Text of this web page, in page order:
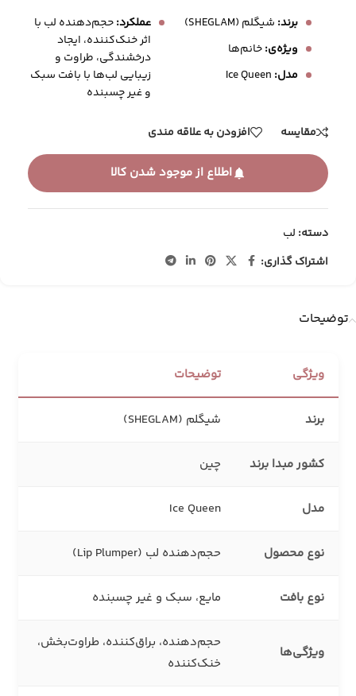
برند: شیگلم (SHEGLAM)
ویژه‌ی:خانم‌ها
مدل:
عملکرد:حجم‌دهنده لب با
اثر خنک‌کننده، ایجاد
درخشندگی، طراوت و
زیبایی لب‌ها با بافت سبک
و غیر چسبنده
مقایسه افزودن به علاقه مندی
اطلاع از موجود شدن کالا
دسته: لب
اشتراک گذاری:
توضیحات
ویژگی توضیحات
برند شیگلم (SHEGLAM)
کشور مبدا برند چین
مدل Ice Queen
نوع محصول حجم‌دهنده لب (Lip Plumper)
نوع بافت مایع، سبک و غیر چسبنده
ویژگی‌ها
حجم‌دهنده، براق‌کننده، طراوت‌بخش،
خنک‌کننده